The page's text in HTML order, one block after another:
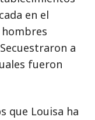
en el
a
fueron
que Louisa ha